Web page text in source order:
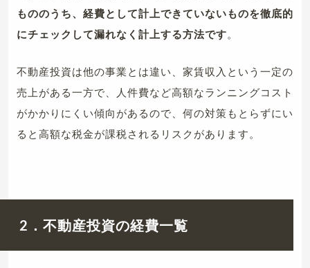
もののうち、経費として計上できていないものを徹底的
にチェックして漏れなく計上する方法です。
不動産投資は他の事業とは違い、家賃収入という一定の
売上がある一方で、人件費など高額なランニングコスト
がかかりにくい傾向があるので、何の対策もとらずにい
ると高額な税金が課税されるリスクがあります。
2．不動産投資の経費一覧